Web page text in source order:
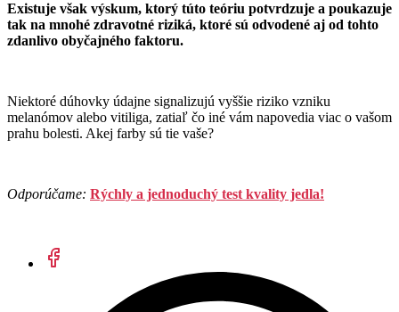
Existuje však výskum, ktorý túto teóriu potvrdzuje a poukazuje
tak na mnohé zdravotné riziká, ktoré sú odvodené aj od tohto
zdanlivo obyčajného faktoru.
Niektoré dúhovky údajne signalizujú vyššie riziko vzniku
melanómov alebo vitiliga, zatiaľ čo iné vám napovedia viac o vašom
prahu bolesti. Akej farby sú tie vaše?
Odporúčame: Rýchly a jednoduchý test kvality jedla!